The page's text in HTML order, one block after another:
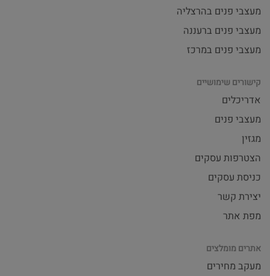
מעצבי פנים בהרצליה
מעצבי פנים ברעננה
מעצבי פנים במרכז
קישורים שימושיים
אדריכלים
מעצבי פנים
מגזין
הצטרפות עסקים
כניסת עסקים
יצירת קשר
מפת אתר
אתרים מומלצים
מעקב מחירים